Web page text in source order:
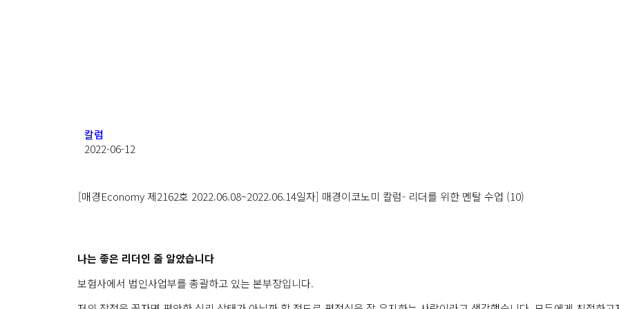
칼럼
2022-06-12
[매경Economy 제2162호 2022.06.08~2022.06.14일자] 매경이코노미 칼럼- 리더를 위한 멘탈 수업 (10)
나는 좋은 리더인 줄 알았습니다
보험사에서 법인사업부를 총괄하고 있는 본부장입니다.